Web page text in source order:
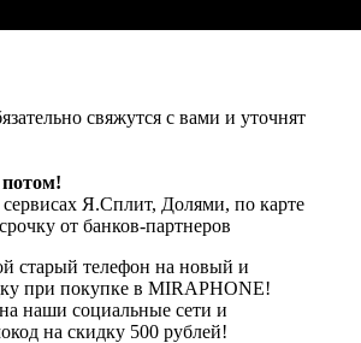
свяжутся с вами и уточнят
Я.Сплит, Долями, по карте
от банков-партнеров
старый телефон на новый и
при покупке в MIRAPHONE!
наши социальные сети и
на скидку 500 рублей!